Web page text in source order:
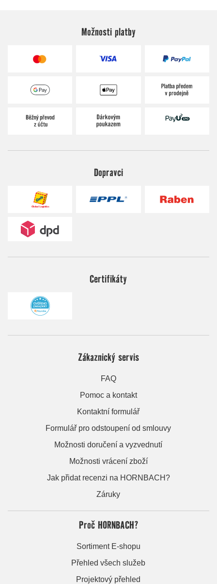
Možnosti platby
Dopravci
Certifikáty
Zákaznický servis
FAQ
Pomoc a kontakt
Kontaktní formulář
Formulář pro odstoupení od smlouvy
Možnosti doručení a vyzvednutí
Možnosti vrácení zboží
Jak přidat recenzi na HORNBACH?
Záruky
Proč HORNBACH?
Sortiment E-shopu
Přehled všech služeb
Projektový přehled